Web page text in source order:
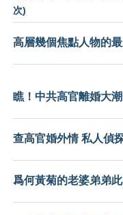
次)
高層幾個焦點人物的
瞧！中共高官離婚大
查高官婚外情 私人偵
爲何黃菊的老婆弟弟